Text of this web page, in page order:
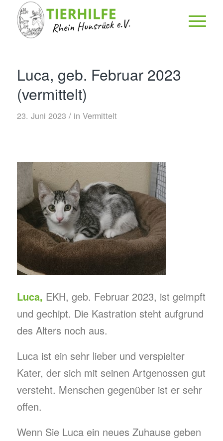
Luca, geb. Februar 2023
(vermittelt)
23. Juni 2023 / in Vermittelt
Luca, EKH, geb. Februar 2023, ist geimpft
und gechipt. Die Kastration steht aufgrund
des Alters noch aus.
Luca ist ein sehr lieber und verspielter
Kater, der sich mit seinen Artgenossen gut
versteht. Menschen gegenüber ist er sehr
offen.
Wenn Sie Luca ein neues Zuhause geben